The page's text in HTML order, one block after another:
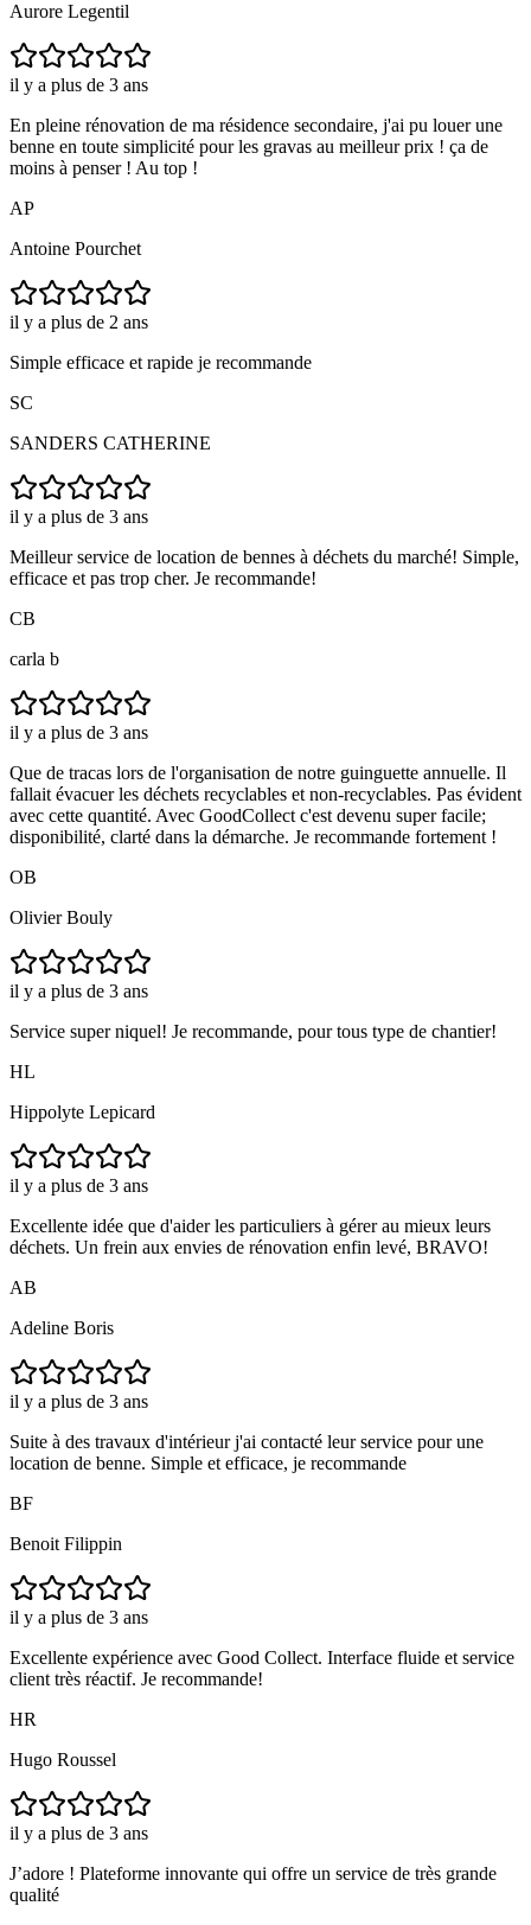
Aurore Legentil
il y a plus de 3 ans
En pleine rénovation de ma résidence secondaire, j'ai pu louer une
benne en toute simplicité pour les gravas au meilleur prix ! ça de
moins à penser ! Au top !
AP
Antoine Pourchet
il y a plus de 2 ans
Simple efficace et rapide je recommande
SC
SANDERS CATHERINE
il y a plus de 3 ans
Meilleur service de location de bennes à déchets du marché! Simple,
efficace et pas trop cher. Je recommande!
CB
carla b
il y a plus de 3 ans
Que de tracas lors de l'organisation de notre guinguette annuelle. Il
fallait évacuer les déchets recyclables et non-recyclables. Pas évident
avec cette quantité. Avec GoodCollect c'est devenu super facile;
disponibilité, clarté dans la démarche. Je recommande fortement !
OB
Olivier Bouly
il y a plus de 3 ans
Service super niquel! Je recommande, pour tous type de chantier!
HL
Hippolyte Lepicard
il y a plus de 3 ans
Excellente idée que d'aider les particuliers à gérer au mieux leurs
déchets. Un frein aux envies de rénovation enfin levé, BRAVO!
AB
Adeline Boris
il y a plus de 3 ans
Suite à des travaux d'intérieur j'ai contacté leur service pour une
location de benne. Simple et efficace, je recommande
BF
Benoit Filippin
il y a plus de 3 ans
Excellente expérience avec Good Collect. Interface fluide et service
client très réactif. Je recommande!
HR
Hugo Roussel
il y a plus de 3 ans
J’adore ! Plateforme innovante qui offre un service de très grande
qualité